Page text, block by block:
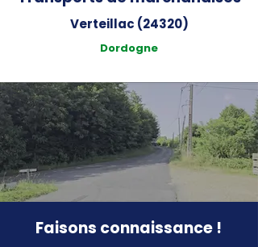
Verteillac (24320)
Dordogne
Faisons connaissance !